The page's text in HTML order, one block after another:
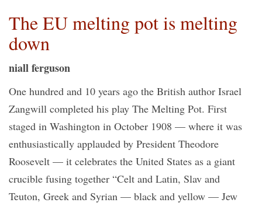
The EU melting pot is melting
down
niall ferguson
One hundred and 10 years ago the British author Israel
Zangwill completed his play The Melting Pot. First
staged in Washington in October 1908 — where it was
enthusiastically applauded by President Theodore
Roosevelt — it celebrates the United States as a giant
crucible fusing together “Celt and Latin, Slav and
Teuton, Greek and Syrian — black and yellow — Jew